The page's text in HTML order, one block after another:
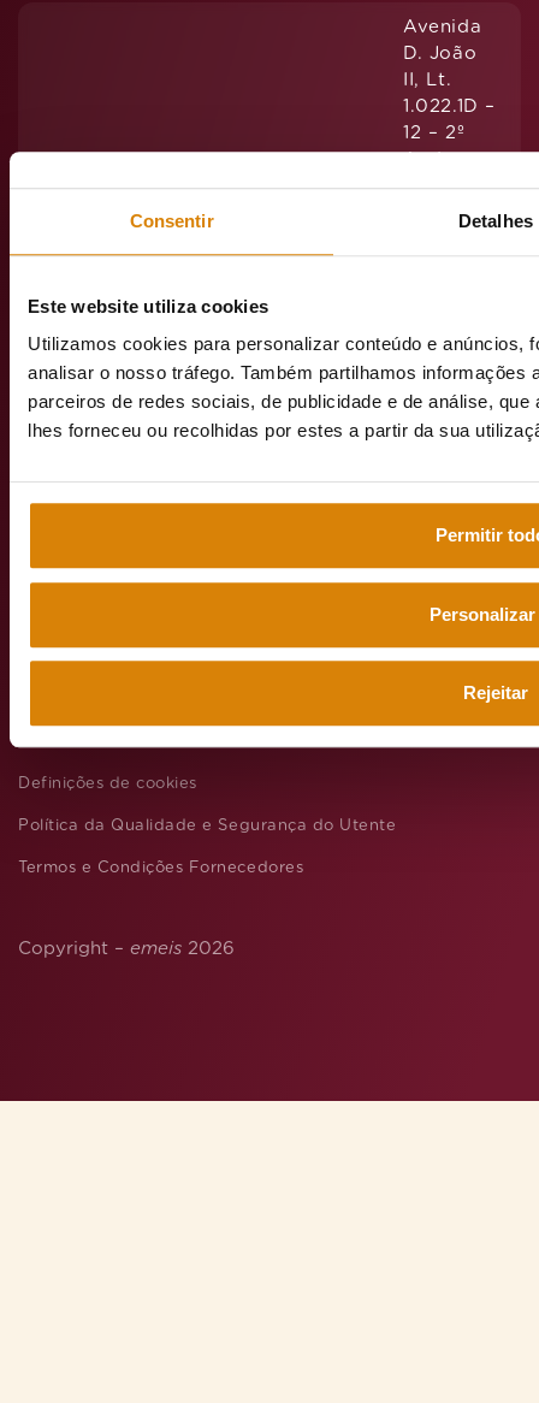
Consentir Detalhes
Este website utiliza cookies
Utilizamos cookies para personalizar conteúdo e anúncios,
analisar o nosso tráfego. Também partilhamos
parceiros de redes sociais, de publicidade e de análise,
lhes forneceu ou recolhidas por estes a partir da sua
Permitir
Personalizar
Rejeitar
Avenida
D. João
II, Lt.
1.022.1D –
12 – 2º
1990-091
Lisboa
Política de privacidade
Definições de cookies
Política da Qualidade e Segurança do Utente
Termos e Condições Fornecedores
Copyright – emeis 2026